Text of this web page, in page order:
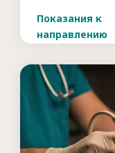
Показания к
направлению